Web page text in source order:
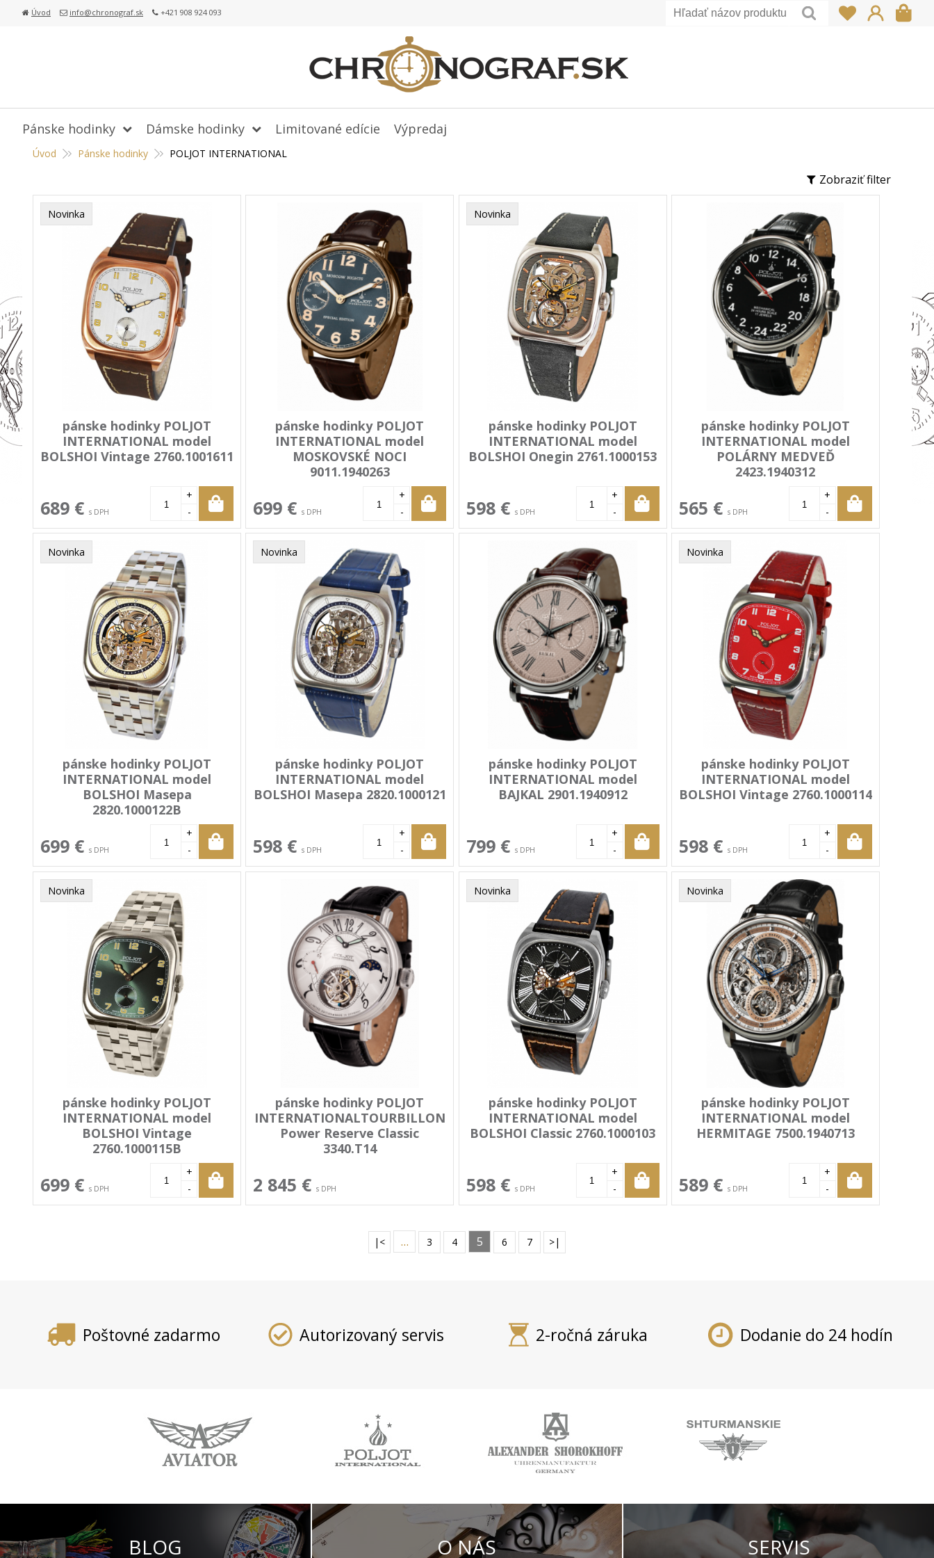
Úvod info@chronograf.sk +421 908 924 093
Úvod Pánske hodinky POLJOT INTERNATIONAL
Zobraziť filter
Novinka
pánske hodinky POLJOT
INTERNATIONAL model
BOLSHOI Vintage 2760.1001611
689 € s DPH
+
-
pánske hodinky POLJOT
INTERNATIONAL model
MOSKOVSKÉ NOCI
9011.1940263
699 € s DPH
+
-
Novinka
pánske hodinky POLJOT
INTERNATIONAL model
BOLSHOI Onegin 2761.1000153
598 € s DPH
+
-
pánske hodinky POLJOT
INTERNATIONAL model
POLÁRNY MEDVEĎ
2423.1940312
565 € s DPH
+
-
Novinka
pánske hodinky POLJOT
INTERNATIONAL model
BOLSHOI Masepa
2820.1000122B
699 € s DPH
+
-
Novinka
pánske hodinky POLJOT
INTERNATIONAL model
BOLSHOI Masepa 2820.1000121
598 € s DPH
+
-
pánske hodinky POLJOT
INTERNATIONAL model
BAJKAL 2901.1940912
799 € s DPH
+
-
Novinka
pánske hodinky POLJOT
INTERNATIONAL model
BOLSHOI Vintage 2760.1000114
598 € s DPH
+
-
Novinka
pánske hodinky POLJOT
INTERNATIONAL model
BOLSHOI Vintage
2760.1000115B
699 € s DPH
+
-
pánske hodinky POLJOT
INTERNATIONALTOURBILLON
Power Reserve Classic
3340.T14
2 845 € s DPH
Novinka
pánske hodinky POLJOT
INTERNATIONAL model
BOLSHOI Classic 2760.1000103
598 € s DPH
+
-
Novinka
pánske hodinky POLJOT
INTERNATIONAL model
HERMITAGE 7500.1940713
589 € s DPH
+
-
|< … 3 4 5 6 7 >|
Pánske hodinky Dámske hodinky Limitované edície Výpredaj
Poštovné zadarmo Autorizovaný servis 2-ročná záruka Dodanie do 24 hodín
BLOG O NÁS SERVIS